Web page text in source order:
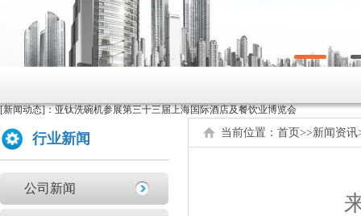
[新闻动态]：
原来洗碗机还能洗菜洗龙虾！
如何正确的使用商用洗碗机确保清洗效果？
为什么不能贪便宜买低价的洗碗机
高效稳定且具潜力的创业选择：洗碗机
全自动洗碗机：清洗新革命，降本增效
亚钛洗碗机参展第三十三届上海国际酒店及餐饮业博览会
学校食堂采购洗碗机的必要性分析
行业新闻
公司新闻
当前位置： 首页>>新闻资讯